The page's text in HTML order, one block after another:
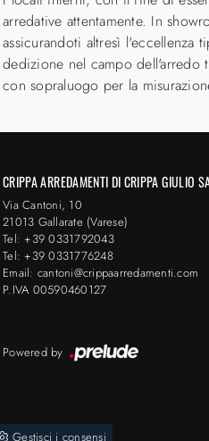
arredative attentamente. In
assicurandoti altresì l'eccellenza
dedizione nel campo
con sopraluogo per la
CRIPPA ARREDAMENTI DI CRIPPA GIULIO
Via Cantoni, 10
21013 Gallarate (Varese)
Tel: +39 0331792043
Tel: +39 0331776248
Email: cantoni@crippaarredamenti.com
P.IVA 00590460127
Powered by
Gestisci i consensi